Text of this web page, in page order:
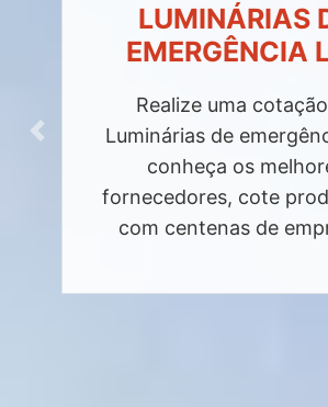
LUMINÁRIAS
EMERGÊNCIA
Realize uma
Luminárias de
conheça os
fornecedores, cote
com centenas de
Previous